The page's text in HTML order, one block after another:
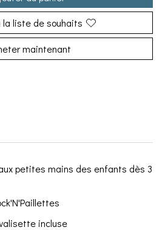
la liste de souhaits
maintenant
petites mains des enfants dès 3
incluse